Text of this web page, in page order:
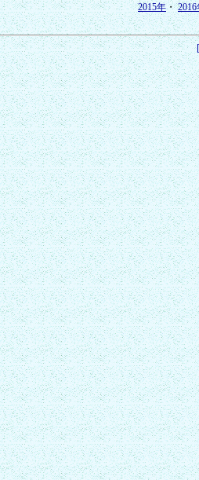
2015年・2016